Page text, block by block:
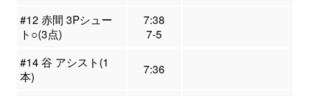
#12 赤間 3Pシュー
ト○(3点)
7:38
7-5
#14 谷 アシスト(1
本)
7:36